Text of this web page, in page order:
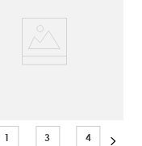
1 3 4